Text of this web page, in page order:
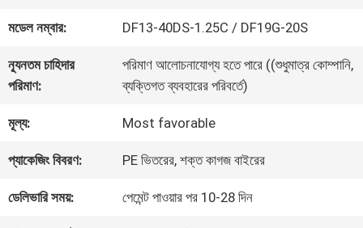
কারখানা
পরিদর্শন
গুণমান
নিয়ন্ত্রণ
মডেল নম্বার: DF13-40DS-1.25C / DF19G-20S
ন্যূনতম চাহিদার
পরিমাণ:
পরিমাণ আলোচনাযোগ্য হতে পারে ((শুধুমাত্র কোম্পানি,
ব্যক্তিগত ব্যবহারের পরিবর্তে)
মূল্য: Most favorable
প্যাকেজিং বিবরণ: PE ভিতরের, শক্ত কাগজ বাইরের
ডেলিভারি সময়: পেমেন্ট পাওয়ার পর 10-28 দিন